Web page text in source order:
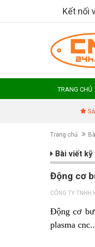
Kết nối
TRANG CHỦ
Trang chủ
Bài viết
Động cơ
CÔNG TY TNHH
Động cơ
plasma cnc